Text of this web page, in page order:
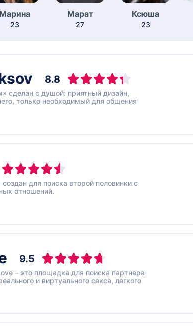
Марина
23
Марат
27
Ксюша
23
8.8
сделан с душой: приятный дизайн,
только необходимый для общения
для поиска второй половинки с
отношений.
9.5
– это площадка для поиска партнера
и виртуального секса, легкого